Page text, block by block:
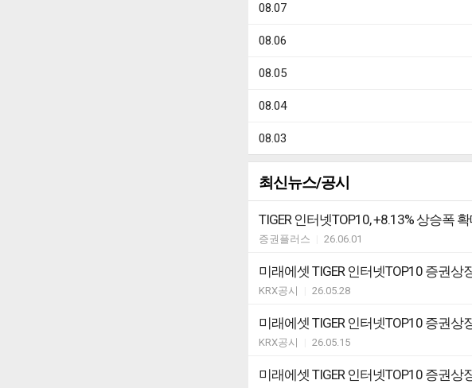
08.07
08.06
08.05
08.04
08.03
최신뉴스/공시
TIGER 인터넷TOP10, +8.13% 상승폭 확
증권플러스 26.06.01
미래에셋 TIGER 인터넷TOP10 증권
KRX공시 26.05.28
미래에셋 TIGER 인터넷TOP10 증권
KRX공시 26.05.15
미래에셋 TIGER 인터넷TOP10 증권